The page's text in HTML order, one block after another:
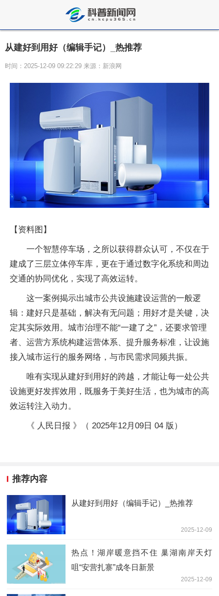
从建好到用好（编辑手记）_热推荐
时间：2025-12-09 09:22:29 来源：新浪网
【资料图】
一个智慧停车场，之所以获得群众认可，不仅在于
建成了三层立体停车库，更在于通过数字化系统和周边
交通的协同优化，实现了高效运转。
这一案例揭示出城市公共设施建设运营的一般逻
辑：建好只是基础，解决有无问题；用好才是关键，决
定其实际效用。城市治理不能“一建了之”，还要求管理
者、运营方系统构建运营体系、提升服务标准，让设施
接入城市运行的服务网络，与市民需求同频共振。
唯有实现从建好到用好的跨越，才能让每一处公共
设施更好发挥效用，既服务于美好生活，也为城市的高
效运转注入动力。
《 人民日报 》（ 2025年12月09日 04 版）
推荐内容
从建好到用好（编辑手记）_热推荐
2025-12-09
热点！湖岸暖意挡不住 巢湖南岸天灯
咀“安营扎寨”成冬日新景
2025-12-09